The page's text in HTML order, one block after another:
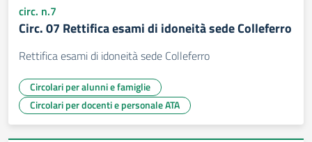
circ. n.7
Circ. 07 Rettifica esami di idoneità sede Colleferro
Rettifica esami di idoneità sede Colleferro
Circolari per alunni e famiglie
Circolari per docenti e personale ATA